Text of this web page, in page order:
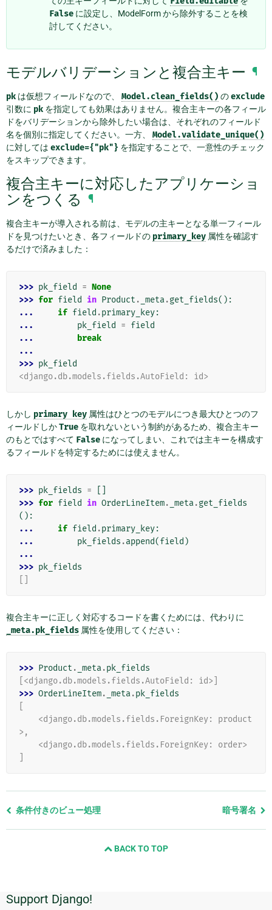
False に設定し、ModelForm から除外することを検
討してください。
モデルバリデーションと複合主キー ¶
pk は仮想フィールドなので、 Model.clean_fields() のexclude
引数に pk を指定しても効果はありません。複合主キーの各フィール
ドをバリデーションから除外したい場合は、それぞれのフィールド
名を個別に指定してください。一方、 Model.validate_unique()
に対しては exclude={"pk"} を指定することで、一意性のチェック
をスキップできます。
複合主キーに対応したアプリケーショ
ンをつくる
¶
複合主キーが導入される前は、モデルの主キーとなる単一フィール
ドを見つけたいとき、各フィールドの primary_key 属性を確認す
るだけで済みました：
>>> pk_field = None
>>> for field in Product . _meta.get_fields():
...
if field .primary_key:
...
pk_field = field
...
break
...
>>> pk_field
<django.db.models.fields.AutoField: id>
しかし primary key 属性はひとつのモデルにつき最大ひとつのフ
ィールドしかTrue を取れないという制約があるため、複合主キー
のもとではすべて False になってしまい、これでは主キーを構成す
るフィールドを特定するためには使えません。
>>> pk_fields =
>>> for field in OrderLineItem. _meta.get_fields
():
...
if field .primary_key:
...
pk_fields .append(field )
...
>>> pk_fields
複合主キーに正しく対応するコードを書くためには、代わりに
_meta.pk_fields 属性を使用してください：
>>> Product . _meta.pk_fields
[<django.db.models.fields.AutoField: id>]
>>> OrderLineItem. _meta.pk_fields
>,
    <django.db.models.fields.ForeignKey: order>
前
の
条件付きのビュー処理 暗号署名
BACK TO TOP
追
Support Django!